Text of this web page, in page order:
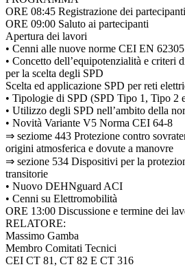
ORE 08:45 Registrazione dei partecipanti
ORE 09:00 Saluto ai partecipanti
Apertura dei lavori
• Cenni alle nuove norme CEI EN 62305
• Concetto dell’equipotenzialità e criteri
per la scelta degli SPD
Scelta ed applicazione SPD per reti
• Tipologie di SPD (SPD Tipo 1, Tipo 2
• Utilizzo degli SPD nell’ambito della
• Novità Variante V5 Norma CEI 64-8
⇒ seziome 443 Protezione contro
origini atmosferica e dovute a manovre
⇒ sezione 534 Dispositivi per la
transitorie
• Nuovo DEHNguard ACI
• Cenni su Elettromobilità
ORE 13:00 Discussione e termine dei
RELATORE:
Massimo Gamba
Membro Comitati Tecnici
CEI CT 81, CT 82 E CT 316